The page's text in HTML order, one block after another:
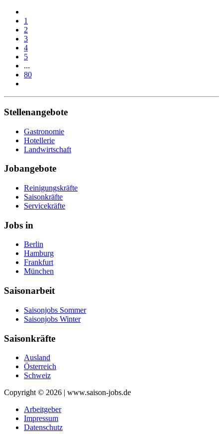
1
2
3
4
5
...
80
Stellenangebote
Gastronomie
Hotellerie
Landwirtschaft
Jobangebote
Reinigungskräfte
Saisonkräfte
Servicekräfte
Jobs in
Berlin
Hamburg
Frankfurt
München
Saisonarbeit
Saisonjobs Sommer
Saisonjobs Winter
Saisonkräfte
Ausland
Österreich
Schweiz
Copyright © 2026 | www.saison-jobs.de
Arbeitgeber
Impressum
Datenschutz